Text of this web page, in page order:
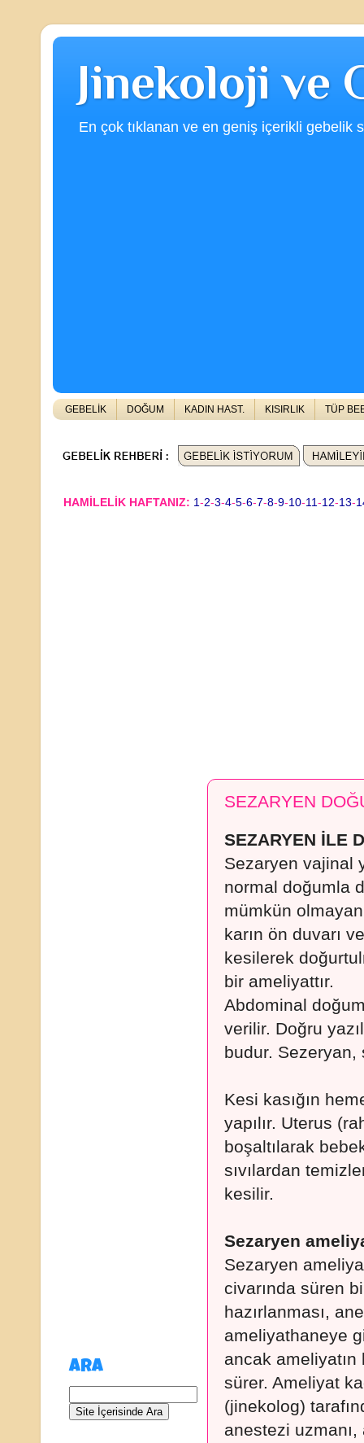
Jinekoloji ve
En çok tıklanan ve en geniş içerikli gebelik
GEBELİK DOĞUM KADIN HAST. KISIRLIK TÜP
HAMİLELİK HAFTANIZ: 1-2-3-4-5-6-7-8-9-10-11-12-13-
SEZARYEN
SEZARYEN İLE
Sezaryen vajinal
normal doğumla
mümkün
karın ön duvarı
kesilerek
bir ameliyattır.
Abdominal
verilir. Doğru
budur. Sezeryan,
Kesi kasığın
yapılır. Uterus
boşaltılarak
sıvılardan
kesilir.
Sezaryen
Sezaryen
civarında süren
hazırlanması,
ameliyathaneye
ancak
sürer. Ameliyat
(jinekolog)
anestezi
ARA